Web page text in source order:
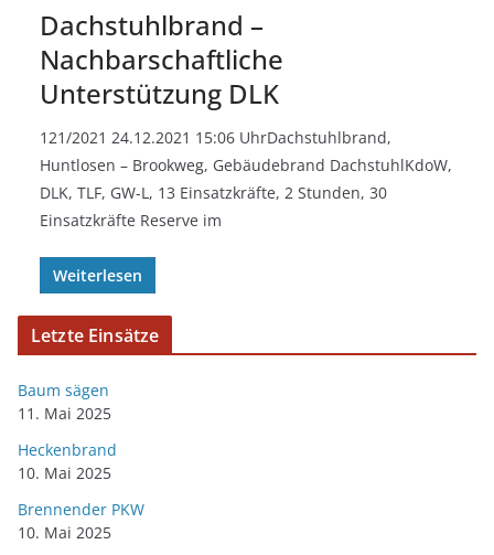
Dachstuhlbrand –
Nachbarschaftliche
Unterstützung DLK
121/2021 24.12.2021 15:06 UhrDachstuhlbrand,
Huntlosen – Brookweg, Gebäudebrand DachstuhlKdoW,
DLK, TLF, GW-L, 13 Einsatzkräfte, 2 Stunden, 30
Einsatzkräfte Reserve im
Weiterlesen
Letzte Einsätze
Baum sägen
11. Mai 2025
Heckenbrand
10. Mai 2025
Brennender PKW
10. Mai 2025